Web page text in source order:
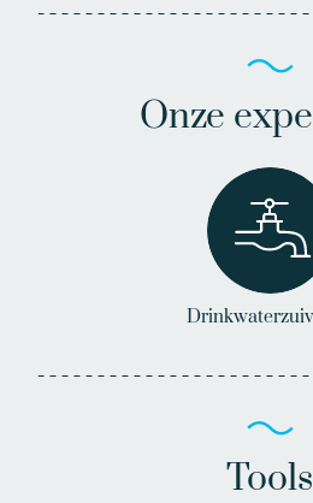
Onze
Tools